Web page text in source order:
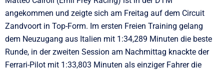
angekommen und zeigte sich am Freitag auf dem Circuit
Zandvoort in Top-Form. Im ersten Freien Training gelang
dem Neuzugang aus Italien mit 1:34,289 Minuten die beste
Runde, in der zweiten Session am Nachmittag knackte der
Ferrari-Pilot mit 1:33,803 Minuten als einziger Fahrer die